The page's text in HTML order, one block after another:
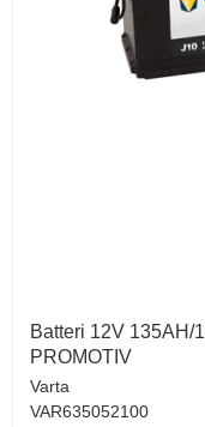
Batteri 12V 135AH/
PROMOTIV
Varta
VAR635052100